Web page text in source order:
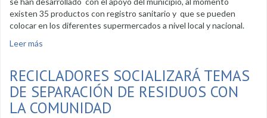
existen 35 productos con registro sanitario y que se pueden
colocar en los diferentes supermercados a nivel local y nacional.
Leer más
RECICLADORES SOCIALIZARÁ TEMAS
DE SEPARACIÓN DE RESIDUOS CON
LA COMUNIDAD